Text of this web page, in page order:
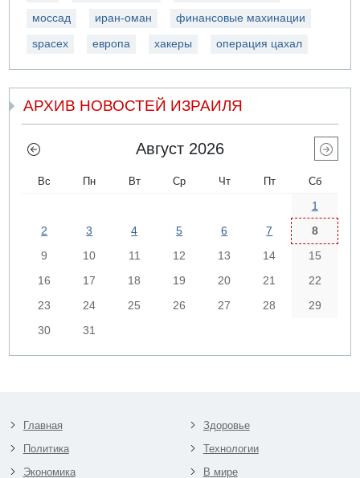
моссад иран-оман финансовые махинации
spacex европа хакеры операция цахал
АРХИВ НОВОСТЕЙ ИЗРАИЛЯ
Август 2026
Вс Пн Вт Ср Чт Пт Сб
1
2
3 4 5 6 7
8
9
10 11 12 13 14
15
16
17 18 19 20 21
22
23
24 25 26 27 28
29
30
31
Главная
Политика
Экономика
Здоровье
Технологии
В мире